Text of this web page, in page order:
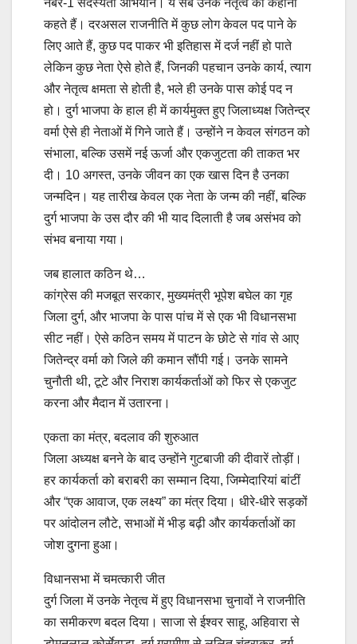
कहते हैं। दरअसल राजनीति में कुछ लोग केवल पद पाने के
लिए आते हैं, कुछ पद पाकर भी इतिहास में दर्ज नहीं हो पाते
लेकिन कुछ नेता ऐसे होते हैं, जिनकी पहचान उनके कार्य, त्याग
और नेतृत्व क्षमता से होती है, भले ही उनके पास कोई पद न
हो। दुर्ग भाजपा के हाल ही में कार्यमुक्त हुए जिलाध्यक्ष जितेन्द्र
वर्मा ऐसे ही नेताओं में गिने जाते हैं। उन्होंने न केवल संगठन को
संभाला, बल्कि उसमें नई ऊर्जा और एकजुटता की ताकत भर
दी। 10 अगस्त, उनके जीवन का एक खास दिन है उनका
जन्मदिन। यह तारीख केवल एक नेता के जन्म की नहीं, बल्कि
दुर्ग भाजपा के उस दौर की भी याद दिलाती है जब असंभव को
संभव बनाया गया।
जब हालात कठिन थे…
कांग्रेस की मजबूत सरकार, मुख्यमंत्री भूपेश बघेल का गृह
जिला दुर्ग, और भाजपा के पास पांच में से एक भी विधानसभा
सीट नहीं। ऐसे कठिन समय में पाटन के छोटे से गांव से आए
जितेन्द्र वर्मा को जिले की कमान सौंपी गई। उनके सामने
चुनौती थी, टूटे और निराश कार्यकर्ताओं को फिर से एकजुट
करना और मैदान में उतारना।
एकता का मंत्र, बदलाव की शुरुआत
जिला अध्यक्ष बनने के बाद उन्होंने गुटबाजी की दीवारें तोड़ीं।
हर कार्यकर्ता को बराबरी का सम्मान दिया, जिम्मेदारियां बांटीं
और “एक आवाज, एक लक्ष्य” का मंत्र दिया। धीरे-धीरे सड़कों
पर आंदोलन लौटे, सभाओं में भीड़ बढ़ी और कार्यकर्ताओं का
जोश दुगना हुआ।
विधानसभा में चमत्कारी जीत
दुर्ग जिला में उनके नेतृत्व में हुए विधानसभा चुनावों ने राजनीति
का समीकरण बदल दिया। साजा से ईश्वर साहू, अहिवारा से